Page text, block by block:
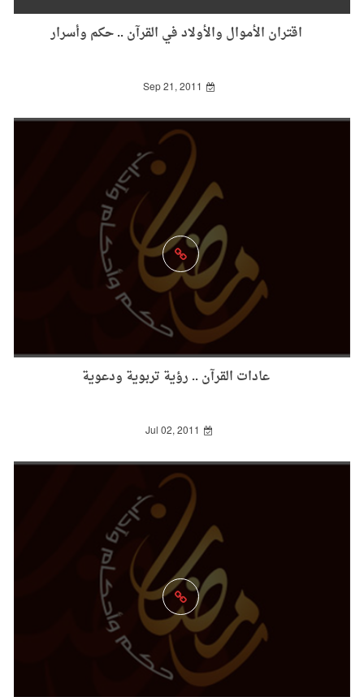
اقتران الأموال والأولاد في القرآن .. حكم وأسرار
Sep 21, 2011
عادات القرآن .. رؤية تربوية ودعوية
Jul 02, 2011